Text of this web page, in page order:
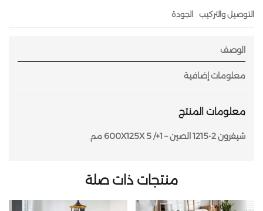
التوصيل والتركيب الجودة
الوصف
معلومات إضافية
معلومات المنتج
شيفرون 2-1215 الصين – 600X125X 5 /+1 مم
منتجات ذات صلة